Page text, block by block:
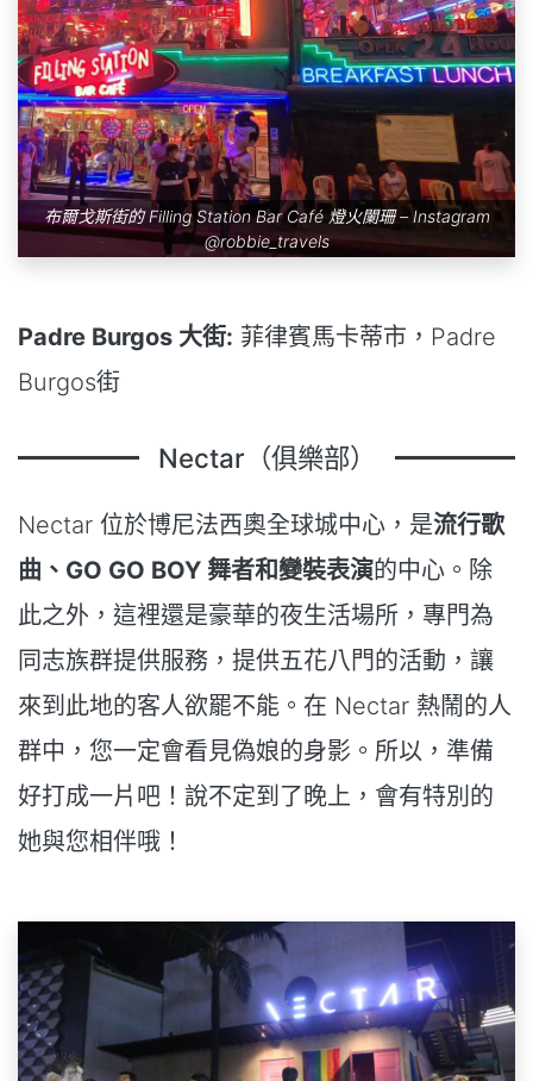
布爾戈斯街的 Filling Station Bar Café 燈火闌珊 – Instagram
@robbie_travels
Padre Burgos 大街: 菲律賓馬卡蒂市，Padre
Burgos街
Nectar（俱樂部）
Nectar 位於博尼法西奧全球城中心，是流行歌
曲、GO GO BOY 舞者和變裝表演的中心。除
此之外，這裡還是豪華的夜生活場所，專門為
同志族群提供服務，提供五花八門的活動，讓
來到此地的客人欲罷不能。在 Nectar 熱鬧的人
群中，您一定會看見偽娘的身影。所以，準備
好打成一片吧！說不定到了晚上，會有特別的
她與您相伴哦！